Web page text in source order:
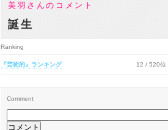
美羽さんのコメント
誕生
Ranking
『芸術的』ランキング 12 / 520位
Comment